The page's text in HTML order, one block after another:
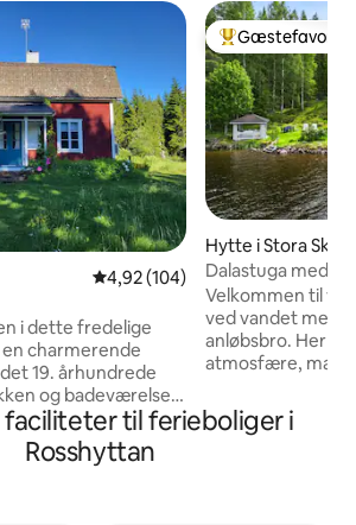
4,92 ud af 5 i gennemsnitlig
4,92 (104)
i dette fredelige
charmerende
19. århundrede
og badeværelse.
blevet renoveret,
gamle charme.
brændeovn. Huset
Bedste
Gæstefavorit
Hytte i Stora
Dalastuga med
Velkommen til
ved vandet med
anløbsbro. Her
atmosfære,
er det muligt at
vand fra
til ferieboliger i
Rosshyttan